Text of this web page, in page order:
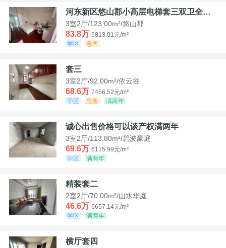
河东新区悠山郡小高层电梯套三双卫全装带家具家电
3室2厅/123.00m²/悠山郡
83.8万 6813.01元/m²
学区
急售
套三
3室2厅/92.00m²/依云谷
68.6万 7456.52元/m²
学区
急售 满两年
诚心出售价格可以谈产权满两年
3室2厅/113.80m²/碧波豪庭
69.6万 6115.99元/m²
学区
满两年
精装套二
2室2厅/70.00m²/山水华庭
46.6万 6657.14元/m²
学区
满两年
横厅套四